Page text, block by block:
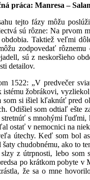
práca: Manresa –
tejto fázy môžu
sú rôzne: Na
Taktiež veľmi
zodpovedať
sú z neskoršieho
detailov.
1522: „V predvečer
žobrákovi,
si išiel kľaknúť pred
Odišiel som odtiaľ ešte
s mnohými
ostať v nemocnici na
útechy. Keď som bol
chudobnému, ako to
z útrpnosti, lebo
po krátkom pobyte
že sa o mne